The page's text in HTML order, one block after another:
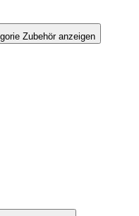
Zubehör anzeigen